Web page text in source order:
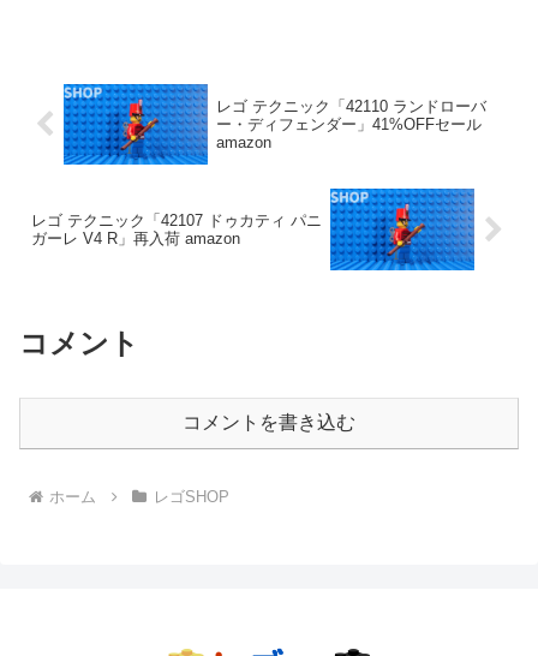
レゴ テクニック「42110 ランドローバ
ー・ディフェンダー」41%OFFセール
amazon
レゴ テクニック「42107 ドゥカティ パニ
ガーレ V4 R」再入荷 amazon
コメント
コメントを書き込む
ホーム レゴSHOP